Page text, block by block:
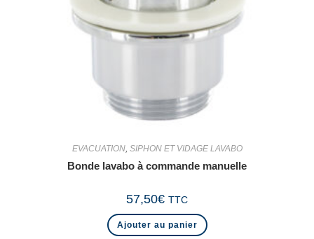
EVACUATION, SIPHON ET VIDAGE LAVABO
Bonde lavabo à commande manuelle
57,50€ TTC
Ajouter au panier